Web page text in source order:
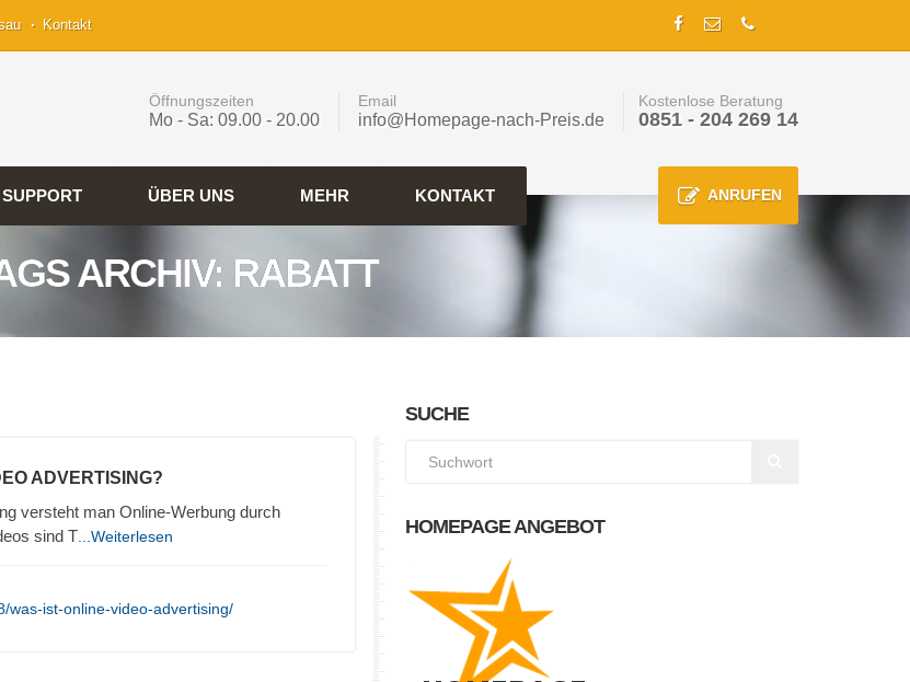
Kontakt
Öffnungszeiten
Mo - Sa: 09.00 - 20.00
Email
info@Homepage-nach-Preis.de
Kostenlose Beratung
0851 - 204 269 14
SUPPORT ÜBER UNS MEHR KONTAKT ANRUFEN
ARCHIV: RABATT
ADVERTISING?
versteht man Online-Werbung durch
sind T ...Weiterlesen
was-ist-online-video-advertising/
SUCHE
HOMEPAGE ANGEBOT